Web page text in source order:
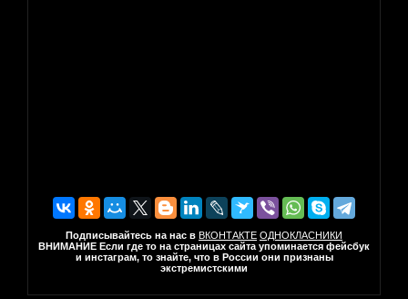
Подписывайтесь на нас в ВКОНТАКТЕ ОДНОКЛАСНИКИ
ВНИМАНИЕ Если где то на страницах сайта упоминается фейсбук
и инстаграм, то знайте, что в России они признаны
экстремистскими